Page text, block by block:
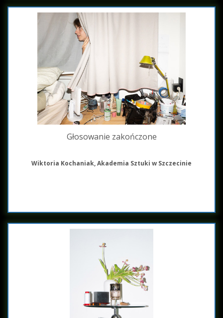
Głosowanie zakończone
Wiktoria Kochaniak, Akademia Sztuki w Szczecinie